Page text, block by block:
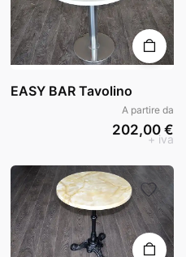
EASY BAR Tavolino
A partire da
202,00 €
+ iva